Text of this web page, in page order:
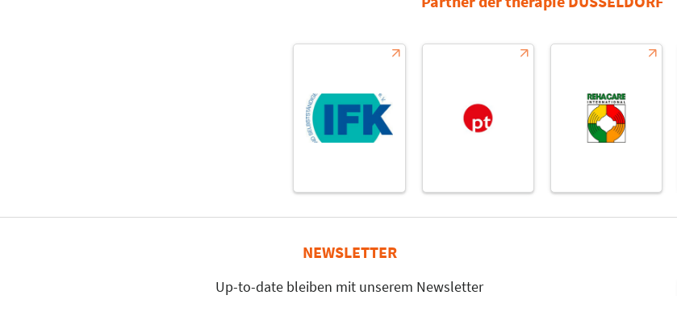
NEWSLETTER
Up-to-date bleiben mit unserem Newsletter